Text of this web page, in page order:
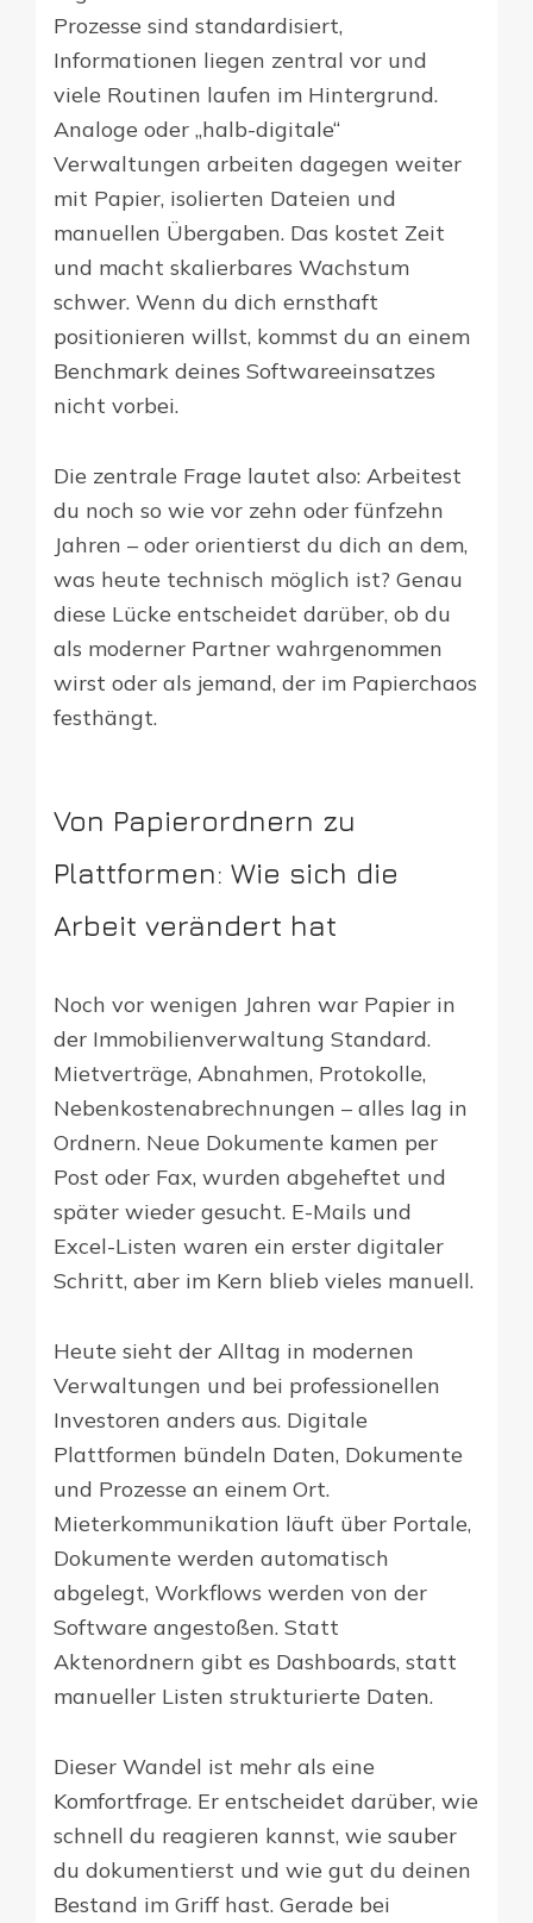
Prozesse sind standardisiert,
Informationen liegen zentral vor und
viele Routinen laufen im Hintergrund.
Analoge oder „halb-digitale“
Verwaltungen arbeiten dagegen weiter
mit Papier, isolierten Dateien und
manuellen Übergaben. Das kostet Zeit
und macht skalierbares Wachstum
schwer. Wenn du dich ernsthaft
positionieren willst, kommst du an einem
Benchmark deines Softwareeinsatzes
nicht vorbei.
Die zentrale Frage lautet also: Arbeitest
du noch so wie vor zehn oder fünfzehn
Jahren – oder orientierst du dich an dem,
was heute technisch möglich ist? Genau
diese Lücke entscheidet darüber, ob du
als moderner Partner wahrgenommen
wirst oder als jemand, der im Papierchaos
festhängt.
Von Papierordnern zu
Plattformen: Wie sich die
Arbeit verändert hat
Noch vor wenigen Jahren war Papier in
der Immobilienverwaltung Standard.
Mietverträge, Abnahmen, Protokolle,
Nebenkostenabrechnungen – alles lag in
Ordnern. Neue Dokumente kamen per
Post oder Fax, wurden abgeheftet und
später wieder gesucht. E-Mails und
Excel-Listen waren ein erster digitaler
Schritt, aber im Kern blieb vieles manuell.
Heute sieht der Alltag in modernen
Verwaltungen und bei professionellen
Investoren anders aus. Digitale
Plattformen bündeln Daten, Dokumente
und Prozesse an einem Ort.
Mieterkommunikation läuft über Portale,
Dokumente werden automatisch
abgelegt, Workflows werden von der
Software angestoßen. Statt
Aktenordnern gibt es Dashboards, statt
manueller Listen strukturierte Daten.
Dieser Wandel ist mehr als eine
Komfortfrage. Er entscheidet darüber, wie
schnell du reagieren kannst, wie sauber
du dokumentierst und wie gut du deinen
Bestand im Griff hast. Gerade bei